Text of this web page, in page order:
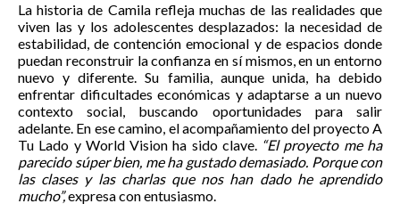
La historia de Camila refleja muchas de las realidades que
viven las y los adolescentes desplazados: la necesidad de
estabilidad, de contención emocional y de espacios donde
puedan reconstruir la confianza en sí mismos, en un entorno
nuevo y diferente. Su familia, aunque unida, ha debido
enfrentar dificultades económicas y adaptarse a un nuevo
contexto social, buscando oportunidades para salir
adelante. En ese camino, el acompañamiento del proyecto A
Tu Lado y World Vision ha sido clave. “El proyecto me ha
parecido súper bien, me ha gustado demasiado. Porque con
las clases y las charlas que nos han dado he aprendido
mucho”,expresa con entusiasmo.